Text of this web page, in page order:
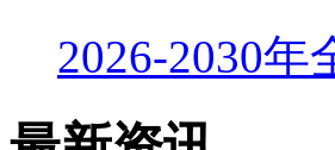
2026-2030